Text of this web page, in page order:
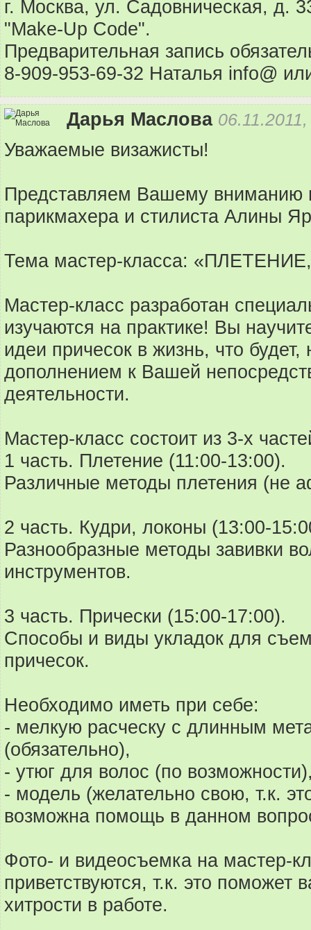
г. Москва, ул. Садовническая, д.
"Make-Up Code".
Предварительная запись
8-909-953-69-32 Наталья info@
Дарья Маслова
Уважаемые визажисты!
Представляем Вашему вниманию
парикмахера и стилиста Алины
Тема мастер-класса:
Мастер-класс разработан
изучаются на практике! Вы
идеи причесок в жизнь, что
дополнением к Вашей
деятельности.
Мастер-класс состоит из 3-х
1 часть. Плетение (11:00-13:00).
Различные методы плетения (не
2 часть. Кудри, локоны (13:00-
Разнообразные методы завивки
инструментов.
3 часть. Прически (15:00-17:00).
Способы и виды укладок для
причесок.
Необходимо иметь при себе:
- мелкую расческу с длинным
(обязательно),
- утюг для волос (по
- модель (желательно свою, т.к.
возможна помощь в данном
Фото- и видеосъемка на мастер-
приветствуются, т.к. это
хитрости в работе.